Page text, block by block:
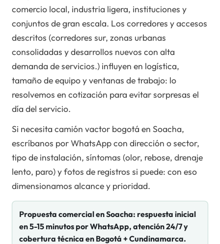
comercio local, industria ligera, instituciones y
conjuntos de gran escala. Los corredores y accesos
descritos (corredores sur, zonas urbanas
consolidadas y desarrollos nuevos con alta
demanda de servicios.) influyen en logística,
tamaño de equipo y ventanas de trabajo: lo
resolvemos en cotización para evitar sorpresas el
día del servicio.
Si necesita camión vactor bogotá en Soacha,
escríbanos por WhatsApp con dirección o sector,
tipo de instalación, síntomas (olor, rebose, drenaje
lento, paro) y fotos de registros si puede: con eso
dimensionamos alcance y prioridad.
Propuesta comercial enSoacha: respuesta inicial
en 5-15 minutos por WhatsApp, atención 24/7 y
cobertura técnica en Bogotá + Cundinamarca.